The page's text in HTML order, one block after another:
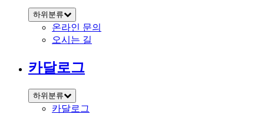
하위분류
온라인 문의
오시는 길
카달로그
하위분류
카달로그